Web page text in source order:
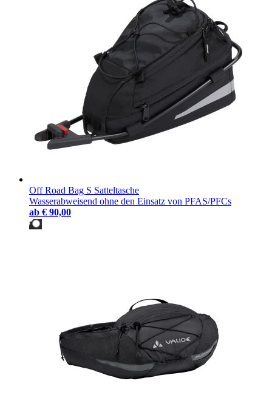
Off Road Bag S Satteltasche
Wasserabweisend ohne den Einsatz von PFAS/PFCs
ab € 90,00